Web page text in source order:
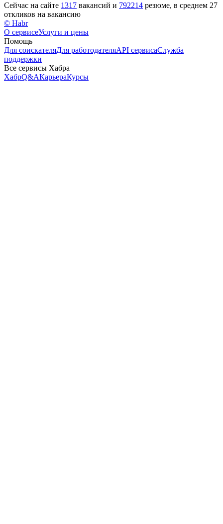
Сейчас на сайте 1317 вакансий и 792214 резюме, в среднем 27
откликов на вакансию
© Habr
О сервисеУслуги и цены
Помощь
Для соискателяДля работодателяAPI сервисаСлужба
поддержки
Все сервисы Хабра
ХабрQ&AКарьераКурсы